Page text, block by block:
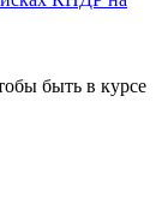
быть в курсе